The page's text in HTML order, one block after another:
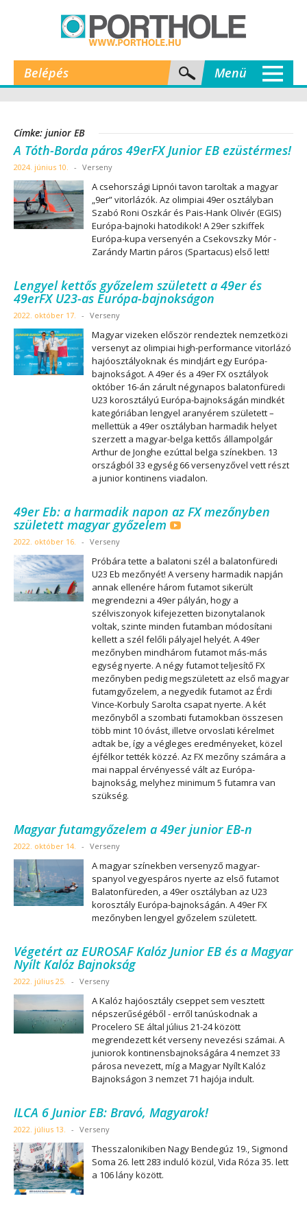
Belépés Menü
Címke: junior EB
A Tóth-Borda páros 49erFX Junior EB ezüstérmes!
2024. június 10. - Verseny
A csehországi Lipnói tavon taroltak a magyar
„9er” vitorlázók. Az olimpiai 49er osztályban
Szabó Roni Oszkár és Pais-Hank Olivér (EGIS)
Európa-bajnoki hatodikok! A 29er szkiffek
Európa-kupa versenyén a Csekovszky Mór -
Zarándy Martin páros (Spartacus) első lett!
Lengyel kettős győzelem született a 49er és
49erFX U23-as Európa-bajnokságon
2022. október 17. - Verseny
Magyar vizeken először rendeztek nemzetközi
versenyt az olimpiai high-performance vitorlázó
hajóosztályoknak és mindjárt egy Európa-
bajnokságot. A 49er és a 49er FX osztályok
október 16-án zárult négynapos balatonfüredi
U23 korosztályú Európa-bajnokságán mindkét
kategóriában lengyel aranyérem született –
mellettük a 49er osztályban harmadik helyet
szerzett a magyar-belga kettős állampolgár
Arthur de Jonghe ezúttal belga színekben. 13
országból 33 egység 66 versenyzővel vett részt
a junior kontinens viadalon.
49er Eb: a harmadik napon az FX mezőnyben
született magyar győzelem
2022. október 16. - Verseny
Próbára tette a balatoni szél a balatonfüredi
U23 Eb mezőnyét! A verseny harmadik napján
annak ellenére három futamot sikerült
megrendezni a 49er pályán, hogy a
szélviszonyok kifejezetten bizonytalanok
voltak, szinte minden futamban módosítani
kellett a szél felőli pályajel helyét. A 49er
mezőnyben mindhárom futamot más-más
egység nyerte. A négy futamot teljesítő FX
mezőnyben pedig megszületett az első magyar
futamgyőzelem, a negyedik futamot az Érdi
Vince-Korbuly Sarolta csapat nyerte. A két
mezőnyből a szombati futamokban összesen
több mint 10 óvást, illetve orvoslati kérelmet
adtak be, így a végleges eredményeket, közel
éjfélkor tették közzé. Az FX mezőny számára a
mai nappal érvényessé vált az Európa-
bajnokság, melyhez minimum 5 futamra van
szükség.
Magyar futamgyőzelem a 49er junior EB-n
2022. október 14. - Verseny
A magyar színekben versenyző magyar-
spanyol vegyespáros nyerte az első futamot
Balatonfüreden, a 49er osztályban az U23
korosztály Európa-bajnokságán. A 49er FX
mezőnyben lengyel győzelem született.
Végetért az EUROSAF Kalóz Junior EB és a Magyar
Nyílt Kalóz Bajnokság
2022. július 25. - Verseny
A Kalóz hajóosztály cseppet sem vesztett
népszerűségéből - erről tanúskodnak a
Procelero SE által július 21-24 között
megrendezett két verseny nevezési számai. A
juniorok kontinensbajnokságára 4 nemzet 33
párosa nevezett, míg a Magyar Nyílt Kalóz
Bajnokságon 3 nemzet 71 hajója indult.
ILCA 6 Junior EB: Bravó, Magyarok!
2022. július 13. - Verseny
Thesszalonikiben Nagy Bendegúz 19., Sigmond
Soma 26. lett 283 induló közül, Vida Róza 35. lett
a 106 lány között.